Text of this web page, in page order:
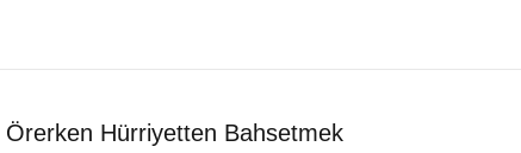
Örerken Hürriyetten Bahsetmek